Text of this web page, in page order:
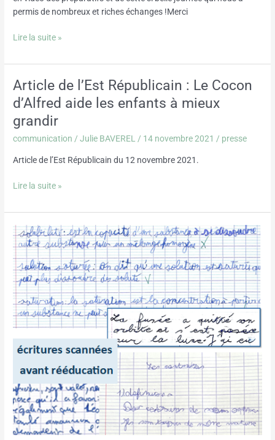
permis de nombreux et riches échanges !Merci
Lire la suite »
Article de l’Est Républicain : Le Cocon
d’Alfred aide les enfants à mieux
grandir
communication /Julie BAVEREL / 14 novembre 2021 / presse
Article de l’Est Républicain du 12 novembre 2021.
Article
de
l’Est
Républicain
:
Cocon
aide
à
mieux
grandir
Lire la suite »
Fin
de
rééducation
:
les
derniers
diplômes
des
Clés
de
l’écriture